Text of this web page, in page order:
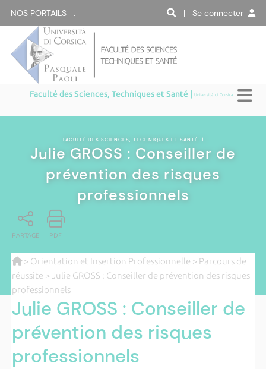
NOS PORTAILS : | Se connecter
Faculté des Sciences, Techniques et Santé |Università di Corsica
FACULTÉ DES SCIENCES, TECHNIQUES ET SANTÉ |
Julie GROSS : Conseiller de
prévention des risques
professionnels
PARTAGE PDF
> Orientation et Insertion Professionnelle > Parcours de
réussite > Julie GROSS : Conseiller de prévention des risques
professionnels
Julie GROSS : Conseiller de
prévention des risques
professionnels